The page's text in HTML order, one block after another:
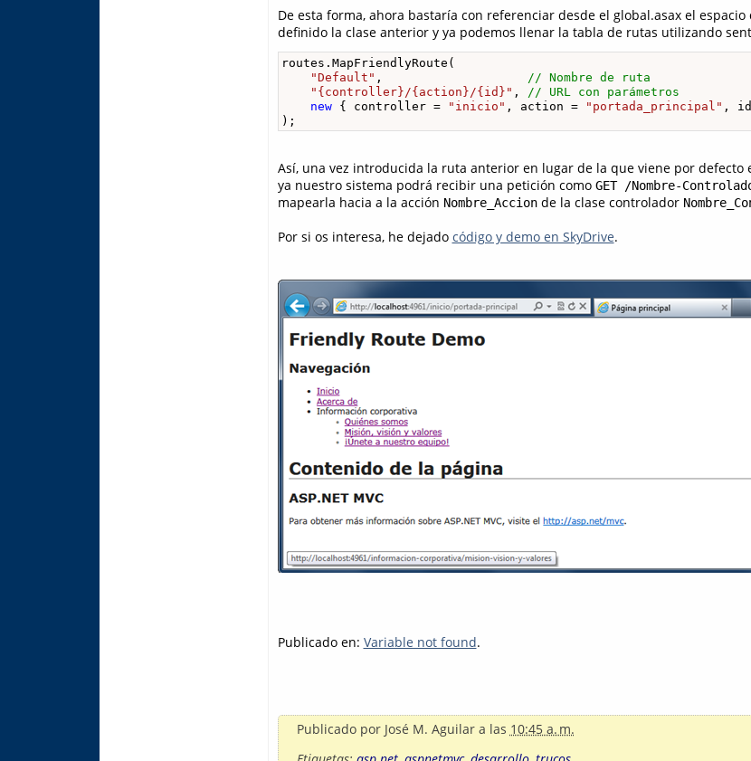
De esta forma, ahora bastaría con referenciar desde el global.asax el
definido la clase anterior y ya podemos llenar la tabla de rutas utilizando
routes.MapFriendlyRoute(
"Default" ,
// Nombre de ruta
"{controller}/{action}/{id}" ,
// URL con parámetros
new { controller = "inicio" , action = "portada_principal" ,
);
Así, una vez introducida la ruta anterior en lugar de la que viene por defecto
ya nuestro sistema podrá recibir una petición como GET /Nombre-
mapearla hacia a la acción Nombre_Accionde la clase controlador
Por si os interesa, he dejado código y demo en SkyDrive.
Publicado en: Variable not found.
Publicado por José M. Aguilar a las 10:45 a. m.